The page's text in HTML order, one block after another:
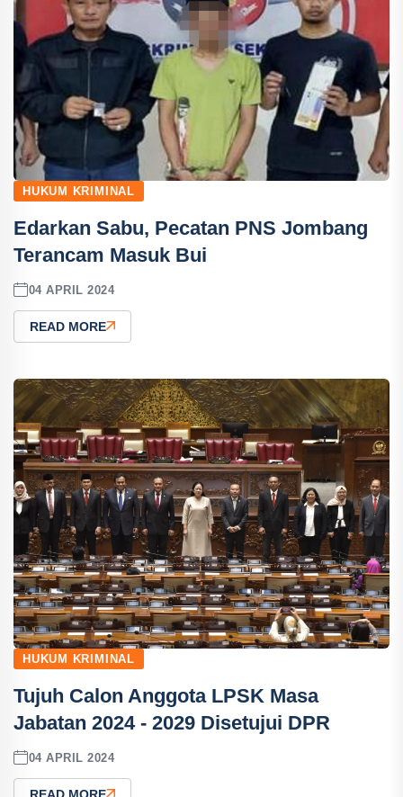
HUKUM KRIMINAL
Edarkan Sabu, Pecatan PNS Jombang
Terancam Masuk Bui
04 APRIL 2024
READ MORE
HUKUM KRIMINAL
Tujuh Calon Anggota LPSK Masa
Jabatan 2024 - 2029 Disetujui DPR
04 APRIL 2024